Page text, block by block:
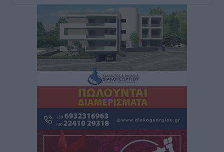
Η Τουρκία σε νέο «κρεσέντο» προκλήσεων στο Αιγαίο
με 18 παραβάσεις και παραβιάσεις
Ειδήσεις• πριν 1 ώρα
Θερινές εκπτώσεις 2026 έως τις 31 Αυγούστου – Τι
πρέπει να προσέξουν οι καταναλωτές
ΑΔΜΗΕ: Ολοκληρώνεται η ηλεκτρική διασύνδεση των
Κυκλάδων, τα οφέλη
Ειδήσεις• πριν 1 ώρα